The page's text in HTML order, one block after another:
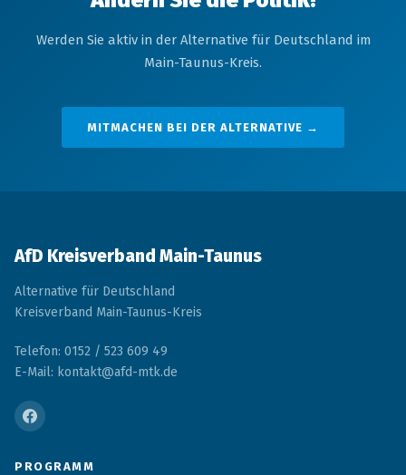
Werden Sie aktiv in der Alternative für Deutschland im
Main-Taunus-Kreis.
MITMACHEN BEI DER ALTERNATIVE →
AfD Kreisverband Main-Taunus
Alternative für Deutschland
Kreisverband Main-Taunus-Kreis
Telefon: 0152 / 523 609 49
E-Mail: kontakt@afd-mtk.de
PROGRAMM